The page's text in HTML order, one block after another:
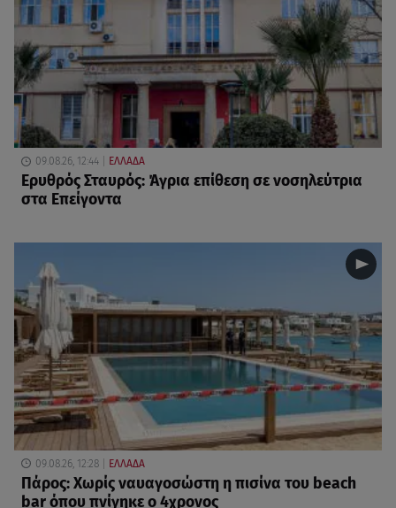
09.08.26, 12:44 ΕΛΛΑΔΑ
Ερυθρός Σταυρός: Άγρια επίθεση σε νοσηλεύτρια
στα Επείγοντα
09.08.26, 12:28 ΕΛΛΑΔΑ
Πάρος: Χωρίς ναυαγοσώστη η πισίνα του beach
bar όπου πνίγηκε ο 4χρονος